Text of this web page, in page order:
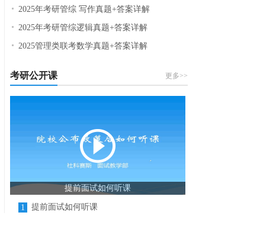
2025年考研管综 写作真题+答案详解
2025年考研管综逻辑真题+答案详解
2025管理类联考数学真题+答案详解
考研公开课 更多>>
提前面试如何听课
1 提前面试如何听课